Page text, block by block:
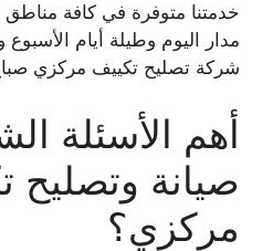
خدمتنا متوفرة في كافة
مدار اليوم وطيلة أيام
شركة تصليح تكييف مركزي
أهم الأسئلة
صيانة وتصليح
مركزي؟